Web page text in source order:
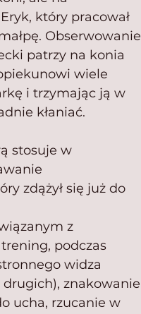
który pracował
Obserwowanie
patrzy na konia
wiele
i trzymając ją w
kłaniać.
stosuje w
zdążył się już do
z
podczas
widza
znakowanie
ucha, rzucanie w